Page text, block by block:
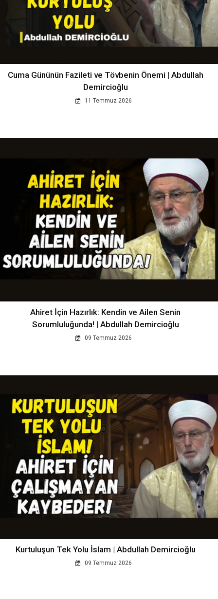
Cuma Gününün Fazileti ve Tövbenin Önemi | Abdullah
Demircioğlu
11 Temmuz 2026
Ahiret İçin Hazırlık: Kendin ve Ailen Senin
Sorumluluğunda! | Abdullah Demircioğlu
09 Temmuz 2026
Kurtuluşun Tek Yolu İslam | Abdullah Demircioğlu
09 Temmuz 2026